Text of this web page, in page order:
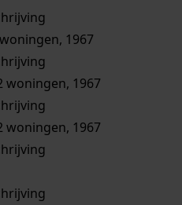
1967
woningen, 1967
woningen, 1967